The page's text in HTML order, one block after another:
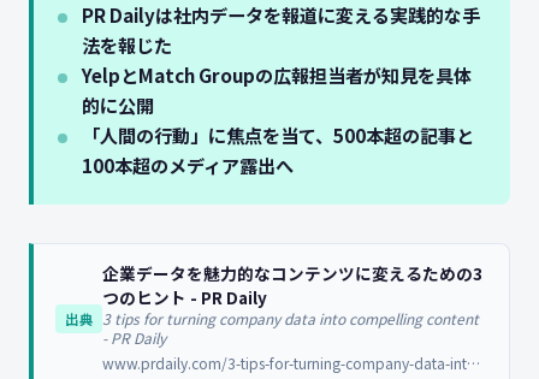
PR Dailyは社内データを報道に変える実践的な手
法を報じた
YelpとMatch Groupの広報担当者が知見を具体
的に公開
「人間の行動」に焦点を当て、500本超の記事と
100本超のメディア露出へ
出典
企業データを魅力的なコンテンツに変えるための3
つのヒント - PR Daily
3 tips for turning company data into compelling content
- PR Daily
www.prdaily.com/3-tips-for-turning-company-data-into-compelling-content/